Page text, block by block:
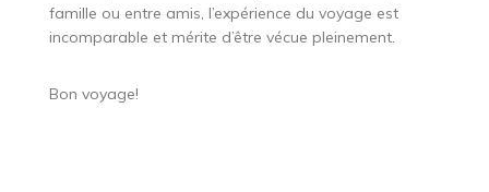
famille ou entre amis, l’expérience du voyage est
incomparable et mérite d’être vécue pleinement.
Bon voyage!